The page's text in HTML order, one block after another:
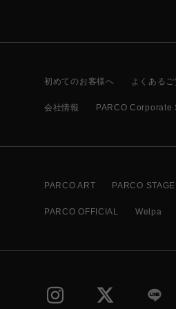
初めてのお客様へ よくある
会社情報 PARCO
PARCO ART PARCO STAGE
PARCO OFFICIAL Welpa